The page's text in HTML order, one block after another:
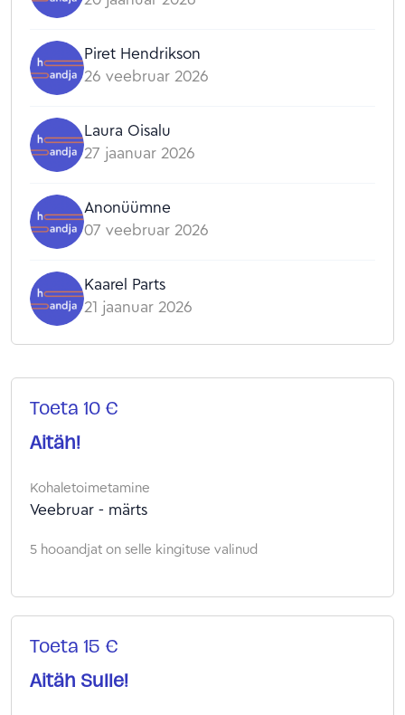
Piret Hendrikson
26 veebruar 2026
Laura Oisalu
27 jaanuar 2026
Anonüümne
07 veebruar 2026
Kaarel Parts
21 jaanuar 2026
Toeta 10 €
Aitäh!
Kohaletoimetamine
Veebruar - märts
5 hooandjat on selle kingituse valinud
Toeta 15 €
Aitäh Sulle!